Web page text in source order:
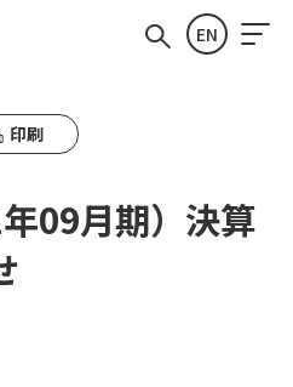
EN
印刷
09月期）決算